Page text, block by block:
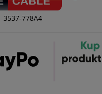
3537-778A4